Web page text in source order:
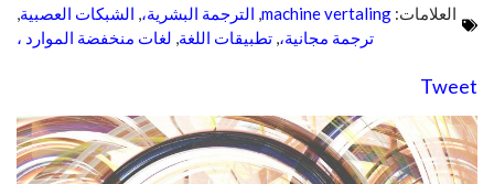
العلامات: machine vertaling
, الترجمة البشرية،, الشبكات العصبية,
ترجمة مجانية،, تطبيقات اللغة, لغات منخفضة الموارد ،
Tweet